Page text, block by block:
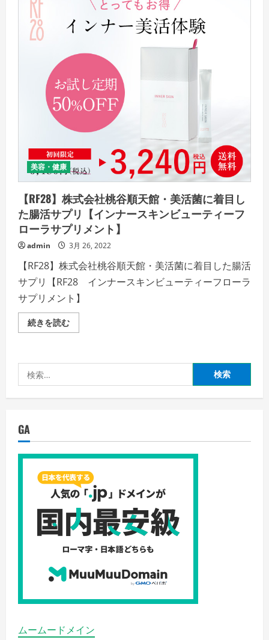
美容・健康
【RF28】株式会社桃谷順天館・美活菌に着目し
た腸活サプリ【インナースキンビューティーフ
ローラサプリメント】
admin 3月 26, 2022
【RF28】株式会社桃谷順天館・美活菌に着目した腸活
サプリ【RF28 インナースキンビューティーフローラ
サプリメント】
続きを読む【RF28】
株
桃
天
館・
着
し
腸
活
サ
プ
リ
【イ
ン
ナ
ス
ビ
テ
フ
ロ
索:
GA
ムームードメイン